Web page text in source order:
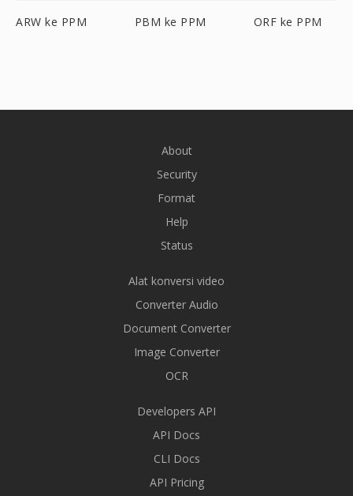
ARW ke PPM PBM ke PPM ORF ke PPM
About
Security
Format
Help
Status
Alat konversi video
Converter Audio
Document Converter
Image Converter
OCR
Developers API
API Docs
CLI Docs
API Pricing